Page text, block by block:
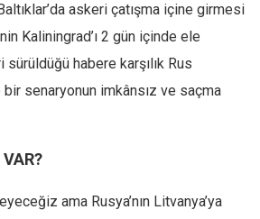
askeri çatışma içine girmesi
Kaliningrad’ı 2 gün içinde ele
habere karşılık Rus
senaryonun imkânsız ve saçma
ama Rusya’nın Litvanya’ya